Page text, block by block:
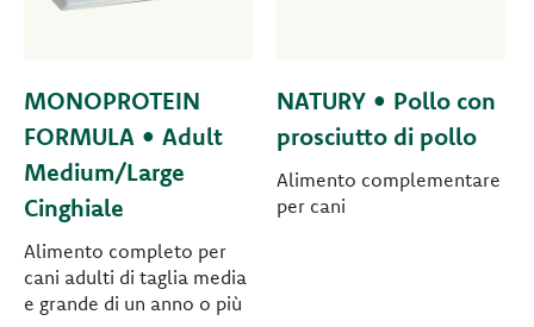
MONOPROTEIN
FORMULA • Adult
Medium/Large
Cinghiale
Alimento completo per
cani adulti di taglia media
e grande di un anno o più
NATURY • Pollo con
prosciutto di pollo
Alimento complementare
per cani